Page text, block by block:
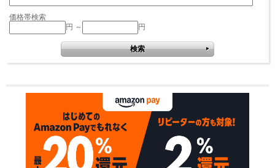
価格帯検索
円 ～
円